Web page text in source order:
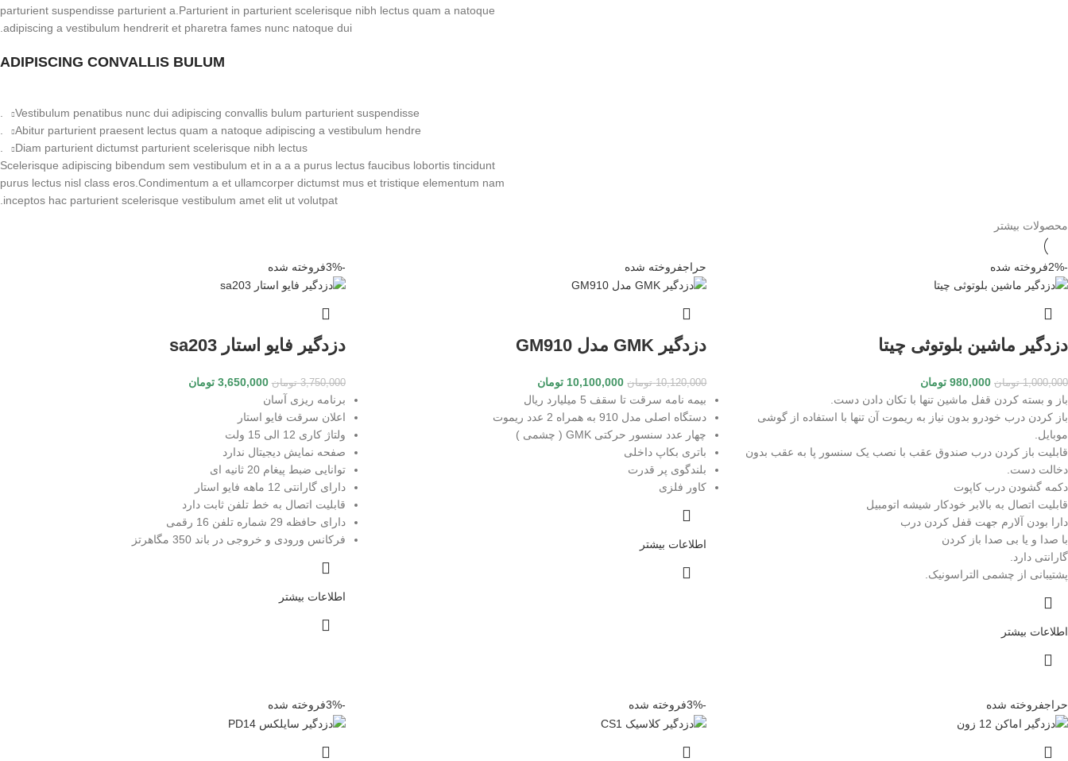
parturient suspendisse parturient a.Parturient in parturient scelerisque nibh lectus quam a natoque
adipiscing a vestibulum hendrerit et pharetra fames nunc natoque dui.
ADIPISCING CONVALLIS BULUM
Vestibulum penatibus nunc dui adipiscing convallis bulum parturient suspendisse.
Abitur parturient praesent lectus quam a natoque adipiscing a vestibulum hendre.
Diam parturient dictumst parturient scelerisque nibh lectus.
Scelerisque adipiscing bibendum sem vestibulum et in a a a purus lectus faucibus lobortis tincidunt
purus lectus nisl class eros.Condimentum a et ullamcorper dictumst mus et tristique elementum nam
inceptos hac parturient scelerisque vestibulum amet elit ut volutpat.
محصولات بیشتر
-2% فروخته شده
دزدگیر ماشین بلوتوثی چیتا
1,000,000 تومان 980,000 تومان
باز و بسته کردن قفل ماشین تنها با تکان دادن دست.
باز کردن درب خودرو بدون نیاز به ریموت آن تنها با استفاده از گوشی
موبایل.
قابلیت باز کردن درب صندوق عقب با نصب یک سنسور پا به عقب بدون
دخالت دست.
دکمه گشودن درب کاپوت
قابلیت اتصال به بالابر خودکار شیشه اتومبیل
دارا بودن آلارم جهت قفل کردن درب
با صدا و یا بی صدا باز کردن
گارانتی دارد.
پشتیبانی از چشمی التراسونیک.
اطلاعات بیشتر
حراجفروخته شده
دزدگیر GMK مدل GM910
10,120,000 تومان 10,100,000 تومان
بیمه نامه سرقت تا سقف 5 میلیارد ریال
دستگاه اصلی مدل 910 به همراه 2 عدد ریموت
چهار عدد سنسور حرکتی GMK ( چشمی )
باتری بکاپ داخلی
بلندگوی پر قدرت
کاور فلزی
اطلاعات بیشتر
-3% فروخته شده
دزدگیر فایو استار sa203
3,750,000 تومان 3,650,000 تومان
برنامه ریزی آسان
اعلان سرقت فایو استار
ولتاژ کاری 12 الی 15 ولت
صفحه نمایش دیجیتال ندارد
توانایی ضبط پیغام 20 ثانیه ای
دارای گارانتی 12 ماهه فایو استار
قابلیت اتصال به خط تلفن ثابت دارد
دارای حافظه 29 شماره تلفن 16 رقمی
فرکانس ورودی و خروجی در باند 350 مگاهرتز
اطلاعات بیشتر
حراجفروخته شده -3% فروخته شده -3% فروخته شده